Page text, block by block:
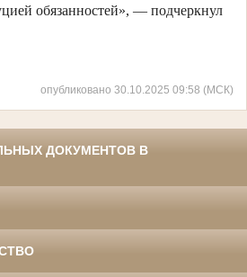
обязанностей», — подчеркнул
опубликовано 30.10.2025 09:58 (МСК)
ДОКУМЕНТОВ В